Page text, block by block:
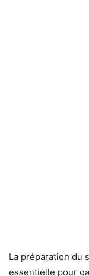
La préparation du
essentielle pour